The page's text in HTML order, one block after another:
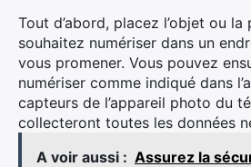
Tout d’abord, placez l’objet ou
souhaitez numériser dans un
vous promener. Vous pouvez
numériser comme indiqué dans
capteurs de l’appareil photo du
collecteront toutes les données
A voir aussi : Assurez la